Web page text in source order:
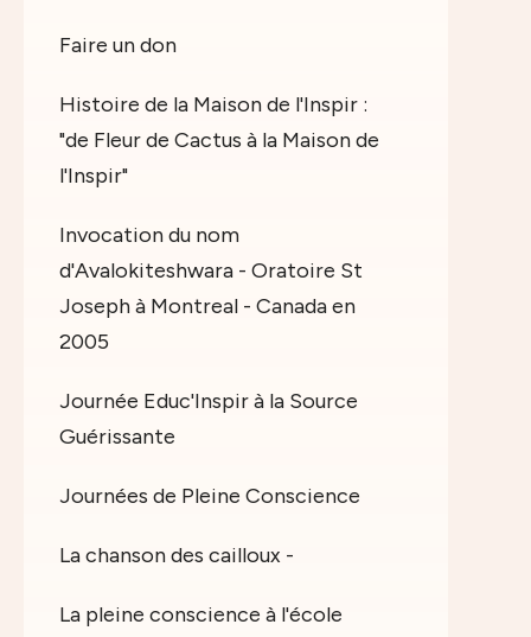
Faire un don
Histoire de la Maison de l'Inspir :
"de Fleur de Cactus à la Maison de
l'Inspir"
Invocation du nom
d'Avalokiteshwara - Oratoire St
Joseph à Montreal - Canada en
2005
Journée Educ'Inspir à la Source
Guérissante
Journées de Pleine Conscience
La chanson des cailloux -
La pleine conscience à l'école